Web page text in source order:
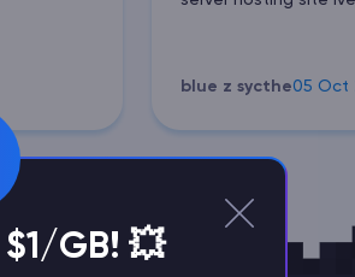
blue z sycthe05 Oct
GB! 💥